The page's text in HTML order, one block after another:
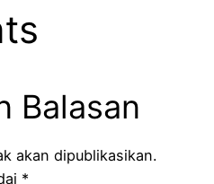
Balasan
akan dipublikasikan.
*